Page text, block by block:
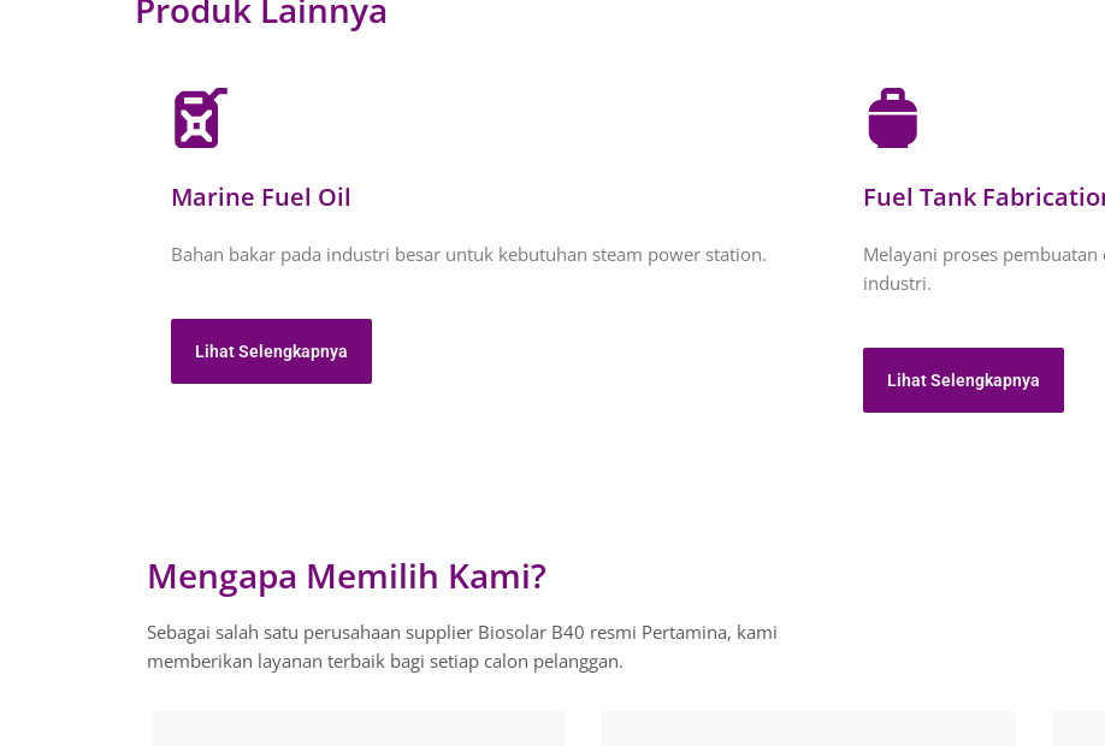
Marine Fuel Oil
Bahan bakar pada industri besar untuk kebutuhan steam power station.
Lihat Selengkapnya
Fuel Tank
Melayani proses
industri.
Lihat Selengkapnya
Mengapa Memilih Kami?
Sebagai salah satu perusahaan supplier Biosolar B40 resmi Pertamina, kami
memberikan layanan terbaik bagi setiap calon pelanggan.